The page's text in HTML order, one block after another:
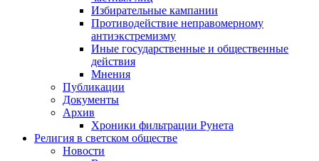
Избирательные кампании
Противодействие неправомерному
антиэкстремизму
Иные государственные и общественные
действия
Мнения
Публикации
Документы
Архив
Хроники фильтрации Рунета
Религия в светском обществе
Новости